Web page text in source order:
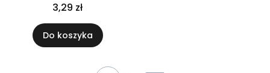
3,29 zł
Do koszyka